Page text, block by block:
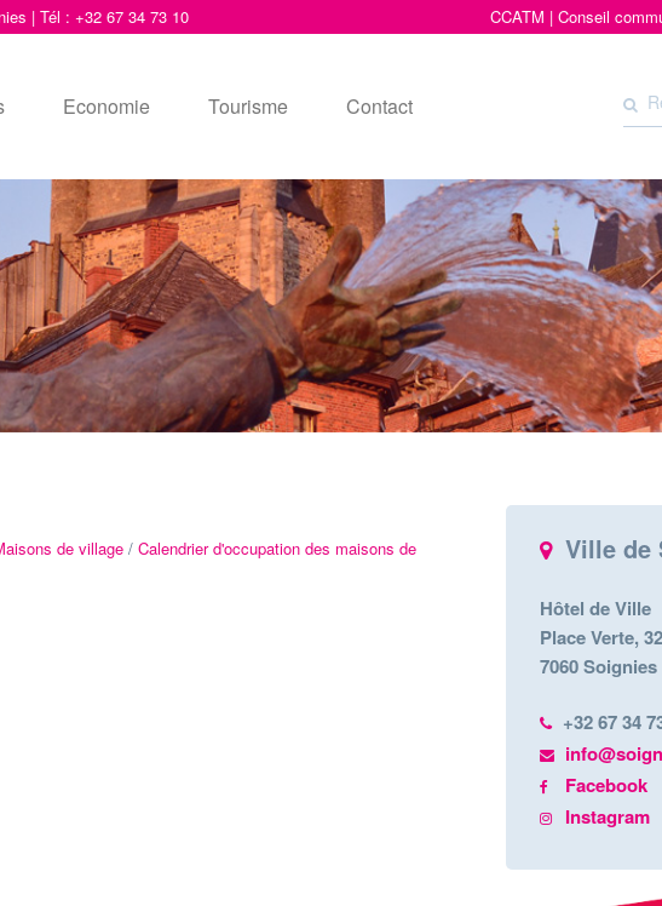
| Tél : +32 67 34 73 10 CCATM | Conseil
Economie Tourisme Contact
de village / Calendrier d'occupation des maisons de
Ville de
Hôtel de Ville
Place Verte, 32
7060 Soignies
+32 67 34
Facebook
Instagram